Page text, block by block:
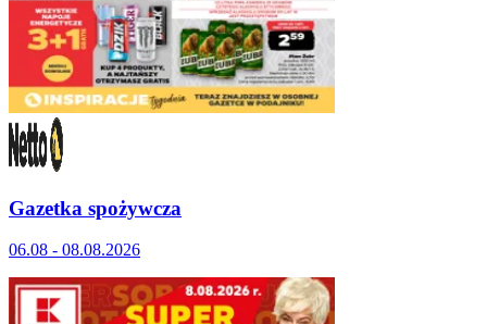
Gazetka spożywcza
06.08 - 08.08.2026